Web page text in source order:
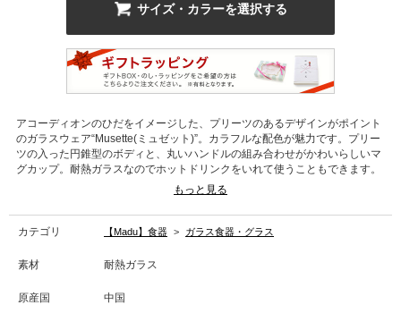
サイズ・カラーを選択する
アコーディオンのひだをイメージした、プリーツのあるデザインがポイント
のガラスウェア“Musette(ミュゼット)”。カラフルな配色が魅力です。プリー
ツの入った円錐型のボディと、丸いハンドルの組み合わせがかわいらしいマ
グカップ。耐熱ガラスなのでホットドリンクをいれて使うこともできます。
約400mlのたっぷりサイズです。お好きなカラーのマドラーやカトラリーレ
*電子レンジ・食器洗浄機・オーブン 使用不可
カラー品番
イエロー：753176
ライトグリーン：753177
もっと見る
カテゴリ 【Madu】食器 > ガラス食器・グラス
素材 耐熱ガラス
原産国 中国